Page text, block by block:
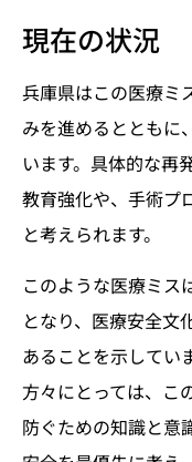
現在の状況
兵庫県はこの医療ミ
みを進めるとともに
います。具体的な再
教育強化や、手術プ
と考えられます。
このような医療ミス
となり、医療安全文
あることを示してい
方々にとっては、こ
防ぐための知識と意